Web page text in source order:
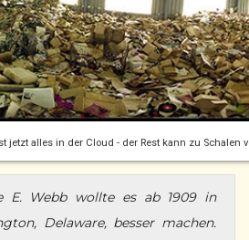
jetzt alles in der Cloud - der Rest kann zu Schalen
E. Webb wollte es ab 1909 in
Delaware, besser machen.